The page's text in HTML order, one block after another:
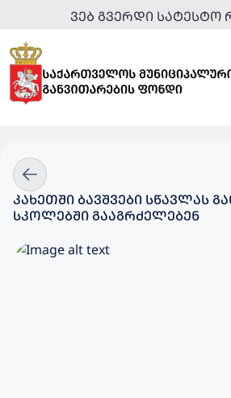
ᲕᲔᲑ ᲒᲕᲔᲠᲓᲘ ᲡᲐᲢᲔᲡᲢᲝ
ᲙᲐᲮᲔᲗᲨᲘ ᲑᲐᲕᲨᲕᲔᲑᲘ ᲡᲬᲐᲕᲚᲐᲡ
ᲡᲙᲝᲚᲔᲑᲨᲘ ᲒᲐᲐᲒᲠᲫᲔᲚᲔᲑᲔᲜ